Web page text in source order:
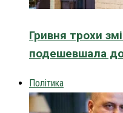
Гривня трохи
подешевшала
Політика